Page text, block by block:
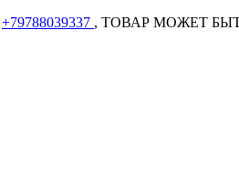
+79788039337 , ТОВАР МОЖЕТ